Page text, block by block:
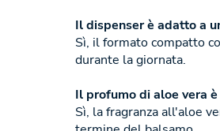
Il dispenser è adatto a
Sì, il formato compatto
durante la giornata.
Il profumo di aloe vera
Sì, la fragranza all'aloe